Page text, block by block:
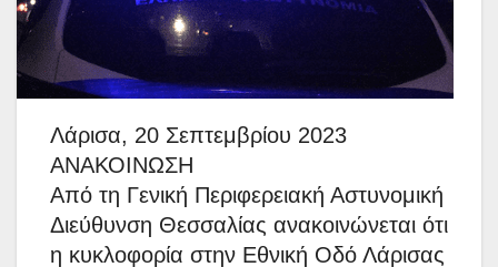
Λάρισα, 20 Σεπτεμβρίου 2023
ΑΝΑΚΟΙΝΩΣΗ
Από τη Γενική Περιφερειακή Αστυνομική
Διεύθυνση Θεσσαλίας ανακοινώνεται ότι
η κυκλοφορία στην Εθνική Οδό Λάρισας